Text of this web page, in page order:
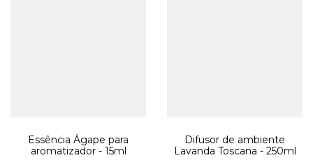
Essência Ágape para
aromatizador - 15ml
Difusor de ambiente
Lavanda Toscana - 250ml